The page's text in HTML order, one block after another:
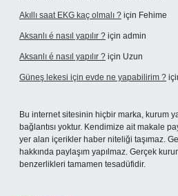
Akıllı saat EKG kaç olmalı ? için Fehime
Aksanlı é nasıl yapılır ? için admin
Aksanlı é nasıl yapılır ? için Uzun
Güneş lekesi için evde ne yapabilirim ?
Bu internet sitesinin hiçbir marka, kurum
bağlantısı yoktur. Kendimize ait makale
yer alan içerikler haber niteliği taşımaz.
hakkında paylaşım yapılmaz. Gerçek
benzerlikleri tamamen tesadüfidir.